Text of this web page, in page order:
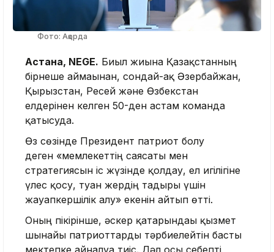
Фото: Ақорда
Астана, NEGE. Биыл жиынға Қазақстанның
бірнеше аймағынан, сондай-ақ Әзербайжан,
Қырғызстан, Ресей және Өзбекстан
елдерінен келген 50-ден астам команда
қатысуда.
Өз сөзінде Президент патриот болу
деген «мемлекеттің саясаты мен
стратегиясын іс жүзінде қолдау, ел игілігіне
үлес қосу, туған жердің тағдыры үшін
жауапкершілік алу» екенін айтып өтті.
Оның пікірінше, әскер қатарындағы қызмет
шынайы патриоттарды тәрбиелейтін басты
мектепке айналуға тиіс. Дәл осы себепті